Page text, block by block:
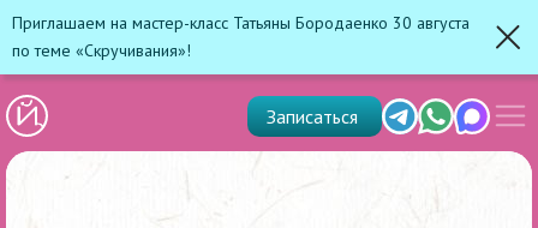
Приглашаем на мастер-класс Татьяны Бородаенко 30 августа
по теме «Скручивания»!
TelegramWhats'app
Max
Записаться
меню